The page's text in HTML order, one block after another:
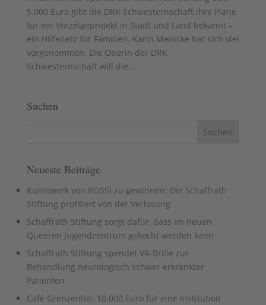
5.000 Euro gibt die DRK Schwesternschaft ihre Pläne
für ein Vorzeigeprojekt in Stadt und Land bekannt –
ein Hilfenetz für Familien. Karin Meincke hat sich viel
vorgenommen. Die Oberin der DRK
Schwesternschaft will die...
Suchen
Neueste Beiträge
Kunstwerk von ROSSI zu gewinnen: Die Schaffrath
Stiftung profitiert von der Verlosung
Schaffrath Stiftung sorgt dafür, dass im neuen
Queeren Jugendzentrum gekocht werden kann
Schaffrath Stiftung spendet VR-Brille zur
Behandlung neurologisch schwer erkrankter
Patienten
Café Grenzenlos: 10.000 Euro für eine Institution